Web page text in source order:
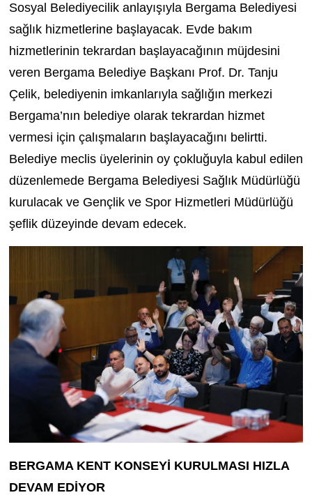
Sosyal Belediyecilik anlayışıyla Bergama Belediyesi
sağlık hizmetlerine başlayacak. Evde bakım
hizmetlerinin tekrardan başlayacağının müjdesini
veren Bergama Belediye Başkanı Prof. Dr. Tanju
Çelik, belediyenin imkanlarıyla sağlığın merkezi
Bergama’nın belediye olarak tekrardan hizmet
vermesi için çalışmaların başlayacağını belirtti.
Belediye meclis üyelerinin oy çokluğuyla kabul edilen
düzenlemede Bergama Belediyesi Sağlık Müdürlüğü
kurulacak ve Gençlik ve Spor Hizmetleri Müdürlüğü
şeflik düzeyinde devam edecek.
BERGAMA KENT KONSEYİ KURULMASI HIZLA
DEVAM EDİYOR